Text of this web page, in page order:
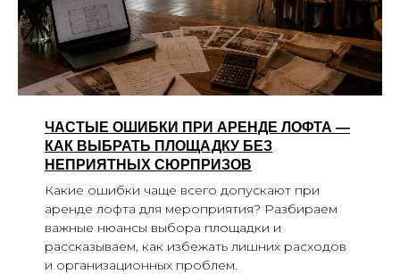
ЧАСТЫЕ ОШИБКИ ПРИ АРЕНДЕ ЛОФТА —
КАК ВЫБРАТЬ ПЛОЩАДКУ БЕЗ
НЕПРИЯТНЫХ СЮРПРИЗОВ
Какие ошибки чаще всего допускают при
аренде лофта для мероприятия? Разбираем
важные нюансы выбора площадки и
рассказываем, как избежать лишних расходов
и организационных проблем.